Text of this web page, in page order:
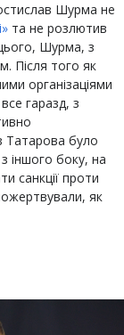
Шурма не
та не розлютив
Шурма, з
Після того як
організаціями
гаразд, з
Татарова було
іншого боку, на
санкції проти
як